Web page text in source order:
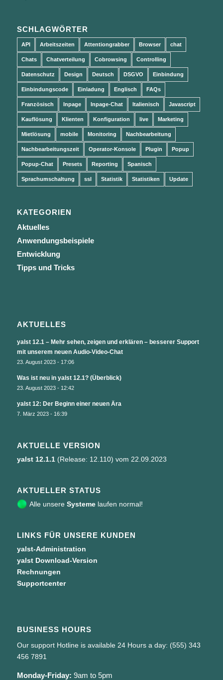
SCHLAGWÖRTER
API Arbeitszeiten Attentiongrabber Browser chat
Chats Chatverteilung Cobrowsing Controlling
Datenschutz Design Deutsch DSGVO Einbindung
Einbindungscode Einladung Englisch FAQs
Französisch Inpage Inpage-Chat Italienisch Javascript
Kauflösung Klienten Konfiguration live Marketing
Mietlösung mobile Monitoring Nachbearbeitung
Nachbearbeitungszeit Operator-Konsole Plugin Popup
Popup-Chat Presets Reporting Spanisch
Sprachumschaltung ssl Statistik Statistiken Update
KATEGORIEN
Aktuelles
Anwendungsbeispiele
Entwicklung
Tipps und Tricks
AKTUELLES
yalst 12.1 – Mehr sehen, zeigen und erklären – besserer Support
mit unserem neuen Audio-Video-Chat
23. August 2023 - 17:06
Was ist neu in yalst 12.1? (Überblick)
23. August 2023 - 12:42
yalst 12: Der Beginn einer neuen Ära
7. März 2023 - 16:39
AKTUELLE VERSION
yalst 12.1.1(Release: 12.110) vom 22.09.2023
AKTUELLER STATUS
Alle unsere Systemelaufen normal!
LINKS FÜR UNSERE KUNDEN
yalst-Administration
yalst Download-Version
Rechnungen
Supportcenter
BUSINESS HOURS
Our support Hotline is available 24 Hours a day: (555) 343
456 7891
Monday-Friday: 9am to 5pm